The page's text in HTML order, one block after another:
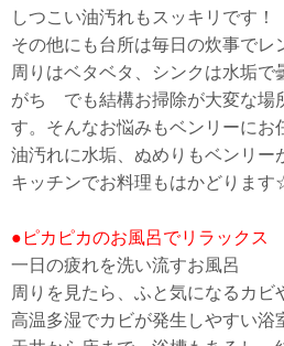
しつこい油汚れもスッキリです！
その他にも台所は毎日の炊事でレ
周りはベタベタ、シンクは水垢で
がち でも結構お掃除が大変な場
す。そんなお悩みもベンリーにお
油汚れに水垢、ぬめりもベンリー
キッチンでお料理もはかどりま
●ピカピカのお風呂でリラックス
一日の疲れを洗い流すお風呂
周りを見たら、ふと気になるカビ
高温多湿でカビが発生しやすい浴